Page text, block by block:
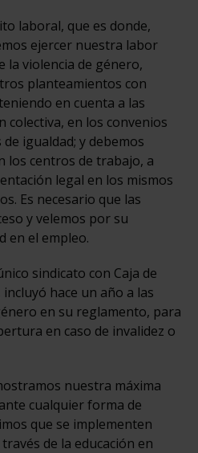
laboral, que es donde,
ejercer nuestra labor
la violencia de género,
planteamientos con
en cuenta a las
colectiva, en los convenios
igualdad; y debemos
los centros de trabajo, a
legal en los mismos
Es necesario que las
y velemos por su
en el empleo.
sindicato con Caja de
hace un año a las
en su reglamento, para
en caso de invalidez o
nuestra máxima
cualquier forma de
que se implementen
de la educación en